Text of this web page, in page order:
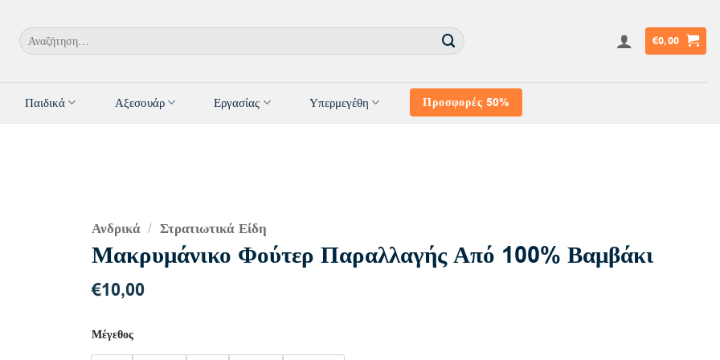
Αναζήτηση
για:
€0,00
Παιδικά Αξεσουάρ Εργασίας Υπερμεγέθη Προσφορές 50%
Ανδρικά / Στρατιωτικά Είδη
Μακρυμάνικο Φούτερ Παραλλαγής Από 100% Βαμβάκι
€10,00
Μέγεθος